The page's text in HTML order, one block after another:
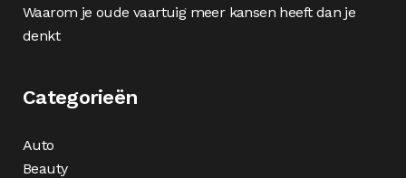
Waarom je oude vaartuig meer kansen heeft dan je
denkt
Categorieën
Auto
Beauty